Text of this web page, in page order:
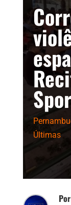
Últimas